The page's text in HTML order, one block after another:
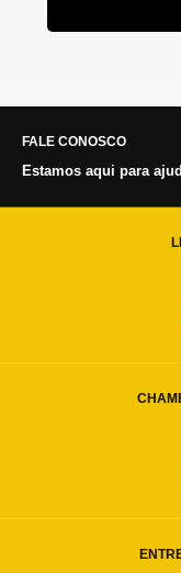
FALE CONOSCO
Estamos aqui para